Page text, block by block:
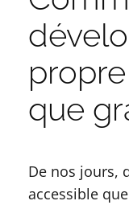
que
De nos jours,
accessible